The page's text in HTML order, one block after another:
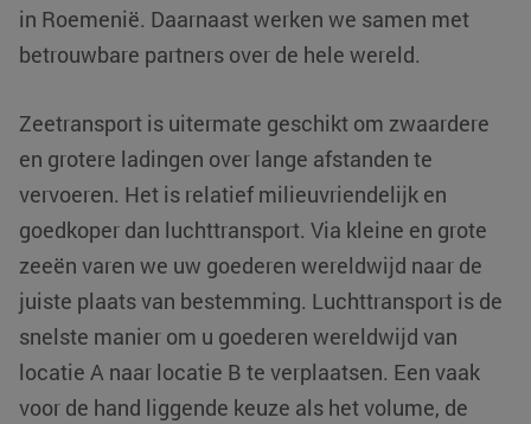
in Roemenië. Daarnaast werken we samen met
betrouwbare partners over de hele wereld.
Zeetransport is uitermate geschikt om zwaardere
en grotere ladingen over lange afstanden te
vervoeren. Het is relatief milieuvriendelijk en
goedkoper dan luchttransport. Via kleine en grote
zeeën varen we uw goederen wereldwijd naar de
juiste plaats van bestemming. Luchttransport is de
snelste manier om u goederen wereldwijd van
locatie A naar locatie B te verplaatsen. Een vaak
voor de hand liggende keuze als het volume, de